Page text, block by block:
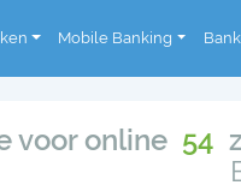
Mobile Banking
voor online 54